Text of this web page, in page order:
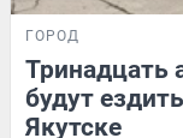
ГОРОД
Тринадцать
будут
Якутске